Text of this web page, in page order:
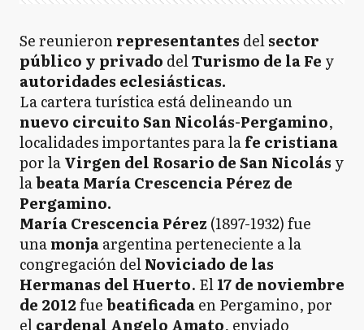
Se reunieronrepresentantes delsector
público y privado delTurismo de la Fe y
autoridades eclesiásticas.
La cartera turística está delineando un
nuevo circuito San Nicolás-Pergamino,
localidades importantes para lafe cristiana
por laVirgen del Rosario de San Nicolás y
labeata María Crescencia Pérez de
Pergamino.
María Crescencia Pérez (1897-1932) fue
unamonjaargentina perteneciente a la
congregación delNoviciado de las
Hermanas del Huerto. El17 de noviembre
de 2012fuebeatificadaen Pergamino, por
elcardenal Angelo Amato, enviado